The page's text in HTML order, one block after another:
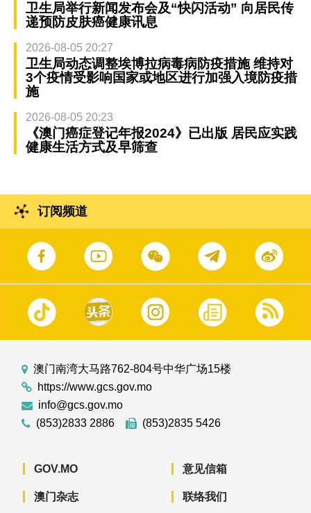
卫生局举行新闻发布会及“快闪活动” 向居民传
递预防皮肤癌健康讯息
2026-08-05 20:27
卫生局动态调整埃博拉病毒病防疫措施 维持对
3个疫情受影响国家或地区进行加强入境防疫措
施
2026-08-05 20:23
《澳门癌症登记年报2024》已出版 居民应实践
健康生活方式及早筛查
订阅频道
澳门南湾大马路762-804号中华广场15楼
https://www.gcs.gov.mo
info@gcs.gov.mo
(853)2833 2886
(853)2835 5426
GOV.MO
澳门杂志
意见信箱
联络我们